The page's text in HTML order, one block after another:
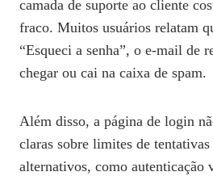
camada de suporte ao cliente
fraco. Muitos usuários relatam
“Esqueci a senha”, o e‑mail de
chegar ou cai na caixa de spam.
Além disso, a página de login
claras sobre limites de
alternativos, como autenticação